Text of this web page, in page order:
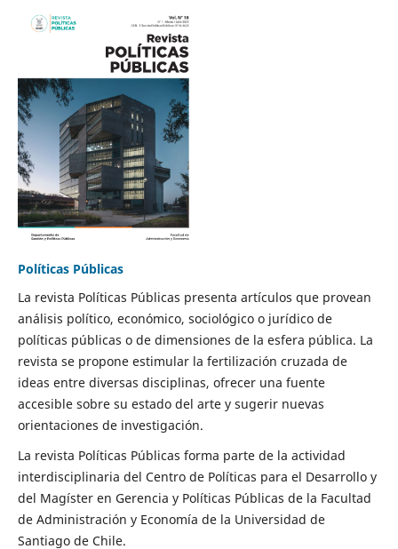
Políticas Públicas
La revista Políticas Públicas presenta artículos que provean
análisis político, económico, sociológico o jurídico de
políticas públicas o de dimensiones de la esfera pública. La
revista se propone estimular la fertilización cruzada de
ideas entre diversas disciplinas, ofrecer una fuente
accesible sobre su estado del arte y sugerir nuevas
orientaciones de investigación.
La revista Políticas Públicas forma parte de la actividad
interdisciplinaria del Centro de Políticas para el Desarrollo y
del Magíster en Gerencia y Políticas Públicas de la Facultad
de Administración y Economía de la Universidad de
Santiago de Chile.